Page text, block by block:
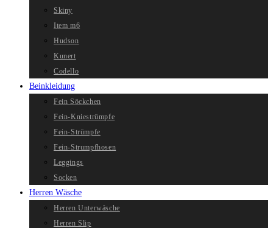
Skiny
Item m6
Hudson
Kunert
Codello
Beinkleidung
Fein Söckchen
Fein-Kniestrümpfe
Fein-Strümpfe
Fein-Strumpfhosen
Leggings
Socken
Herren Wäsche
Herren Unterwäsche
Herren Slip